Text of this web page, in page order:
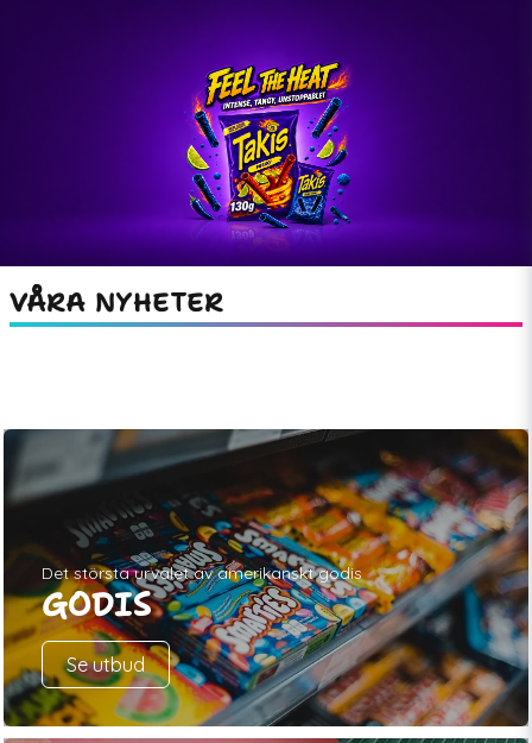
VÅRA NYHETER
GODIS
Det största urvalet av amerikanskt godis
Se utbud